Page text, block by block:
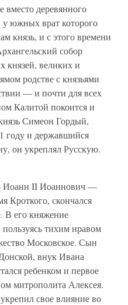
деревянного
у южных врат которого
князь, и с этого времени
собор
князей, великих и
родстве с князьями
— и почти для всех
Калитой покоится и
Симеон Гордый,
году и державшийся
он укреплял Русскую.
Иоанн II Иоаннович —
Кроткого, скончался
В его княжение
тихим нравом
Московское. Сын
внук Ивана
ребенком и первое
митрополита Алексея.
свое влияние во